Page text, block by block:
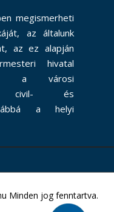
megismerheti
az általunk
az ez alapján
hivatal
a városi
civil- és
a helyi
Minden jog fenntartva.